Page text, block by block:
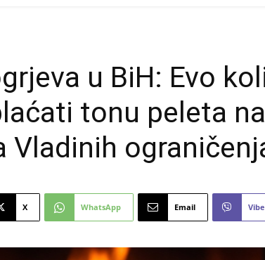
u BiH: Evo
tonu peleta
Vladinih
X WhatsApp Email